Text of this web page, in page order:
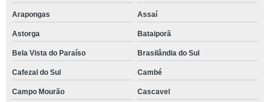
Arapongas Assaí
Astorga Bataiporã
Bela Vista do Paraíso Brasilândia do Sul
Cafezal do Sul Cambé
Campo Mourão Cascavel